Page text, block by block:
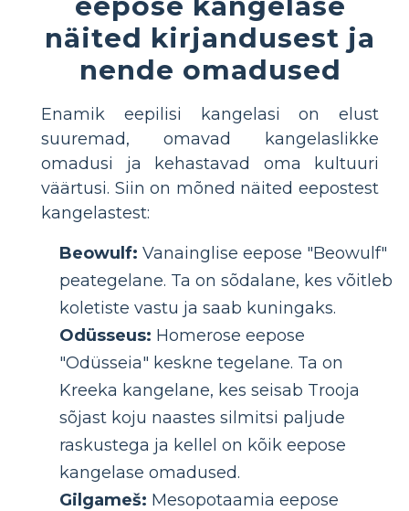
näited kirjandusest ja
nende omadused
Enamik eepilisi kangelasi on elust
suuremad, omavad kangelaslikke
omadusi ja kehastavad oma kultuuri
väärtusi. Siin on mõned näited eepostest
kangelastest:
Beowulf: Vanainglise eepose "Beowulf"
peategelane. Ta on sõdalane, kes võitleb
koletiste vastu ja saab kuningaks.
Odüsseus: Homerose eepose
"Odüsseia" keskne tegelane. Ta on
Kreeka kangelane, kes seisab Trooja
sõjast koju naastes silmitsi paljude
raskustega ja kellel on kõik eepose
kangelase omadused.
Gilgameš: Mesopotaamia eepose